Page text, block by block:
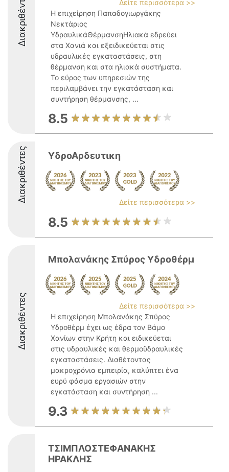
Διακριθέντες
Δείτε περισσότερα >>
Η επιχείρηση Παπαδογιωργάκης
Νεκτάριος
ΥδραυλικάΘέρμανσηΗλιακά εδρεύει
στα Χανιά και εξειδικεύεται στις
υδραυλικές εγκαταστάσεις, στη
θέρμανση και στα ηλιακά συστήματα.
Το εύρος των υπηρεσιών της
περιλαμβάνει την εγκατάσταση και
συντήρηση θέρμανσης, ...
8.5
Διακριθέντες ΥδροΑρδευτικη
Δείτε περισσότερα >>
8.5
Διακριθέντες
Μπολανάκης Σπύρος Υδροθέρμ
Δείτε περισσότερα >>
Η επιχείρηση Μπολανάκης Σπύρος
Υδροθέρμ έχει ως έδρα τον Βάμο
Χανίων στην Κρήτη και ειδικεύεται
στις υδραυλικές και θερμοϋδραυλικές
εγκαταστάσεις. Διαθέτοντας
μακροχρόνια εμπειρία, καλύπτει ένα
ευρύ φάσμα εργασιών στην
εγκατάσταση και συντήρηση ...
9.3
ΤΣΙΜΠΛΟΣΤΕΦΑΝΑΚΗΣ
ΗΡΑΚΛΗΣ